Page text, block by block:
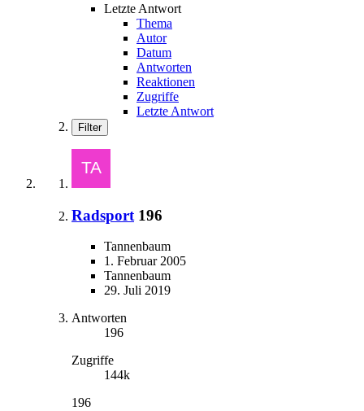
Letzte Antwort
Thema
Autor
Datum
Antworten
Reaktionen
Zugriffe
Letzte Antwort
Filter
Radsport 196
Tannenbaum
1. Februar 2005
Tannenbaum
29. Juli 2019
Antworten
196
Zugriffe
144k
196